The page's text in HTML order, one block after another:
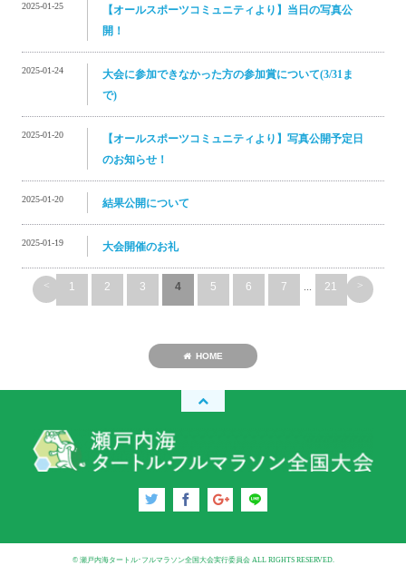
2025-01-25
【オールスポーツコミュニティより】当日の写真公
開！
2025-01-24
大会に参加できなかった方の参加賞について(3/31ま
で)
2025-01-20
【オールスポーツコミュニティより】写真公開予定日
のお知らせ！
2025-01-20 結果公開について
2025-01-19 大会開催のお礼
< 1 2 3 4 5 6 7 ... 21 >
HOME
© 瀬戸内海タートル･フルマラソン全国大会実行委員会 ALL RIGHTS RESERVED.